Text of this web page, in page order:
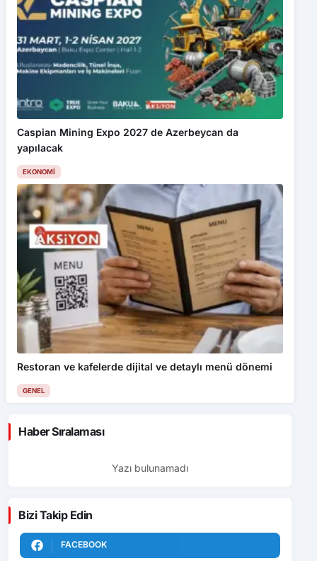
Caspian Mining Expo 2027 de Azerbeycan da
yapılacak
EKONOMI
Restoran ve kafelerde dijital ve detaylı menü dönemi
GENEL
Haber Sıralaması
Yazı bulunamadı
Bizi Takip Edin
FACEBOOK